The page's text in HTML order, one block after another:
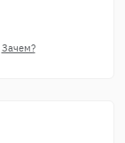
Зачем?